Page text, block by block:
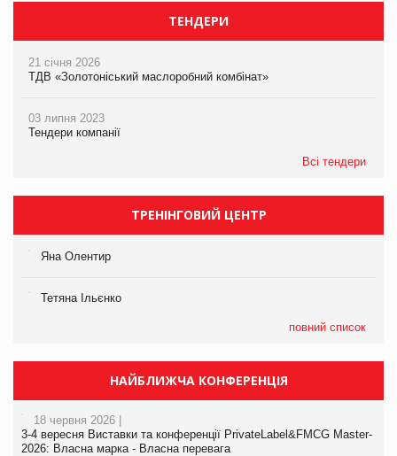
ТЕНДЕРИ
21 січня 2026
ТДВ «Золотоніський маслоробний комбінат»
03 липня 2023
Тендери компанії
Всі тендери
ТРЕНІНГОВИЙ ЦЕНТР
Яна Олентир
Тетяна Ільєнко
повний список
НАЙБЛИЖЧА КОНФЕРЕНЦІЯ
18 червня 2026 |
3-4 вересня Виставки та конференції PrivateLabel&FMCG Master-
2026: Власна марка - Власна перевага